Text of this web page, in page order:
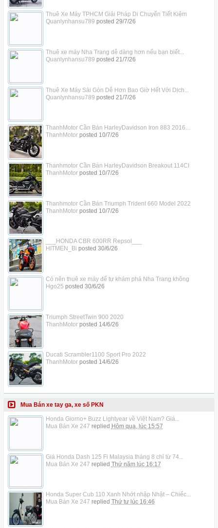
Thuê Xe Máy TPHCM Giải Pháp Di Chuyển Tiết Kiệm
Quanlynhansu789 posted 29/7/26
Thuê xe máy Nha Trang dễ dàng hơn nếu bạn biết...
Quanlynhansu789 posted 21/7/26
Thuê Xe Máy Sài Gòn Dễ Hơn Bao Giờ Hết Với Dịch...
Quanlynhansu789 posted 21/7/26
ThanhMotor Cần Bán HarleyDavidson Iron 883 2016...
ThanhMotorposted 10/7/26
Thanhmotor Cần Bán HarleyDavidson Breakout 114CI
ThanhMotorposted 10/7/26
Thanhmotor Cần Bán Triumph Trident 660 Model 2022
ThanhMotorposted 10/7/26
___HONDA CBR 600RR Repsol___
HITMEN_Bi posted 30/6/26
Có nên thuê xe máy để tự khám phá Nha Trang không
Hgo25 posted 30/6/26
Triumph StreetTwin 900 2020
ThanhMotorposted 14/6/26
Ducati Scrambler1100 Sport Pro 2022
ThanhMotorposted 14/6/26
Mua Bán xe tay ga, xe số PKN
Honda Giorno+ Buzz Lightyear về Việt Nam? Giá...
Mua Bán Xe 247 replied Hôm qua, lúc 15:57
Giá Honda Dash 125 Fi Malaysia tháng 8 chỉ từ 74...
Mua Bán Xe 247 replied Thứ năm lúc 16:17
Honda Super Cub 110 Xanh Nhớt nhập Nhật – Chiếc...
Mua Bán Xe 247 replied Thứ tư lúc 16:46